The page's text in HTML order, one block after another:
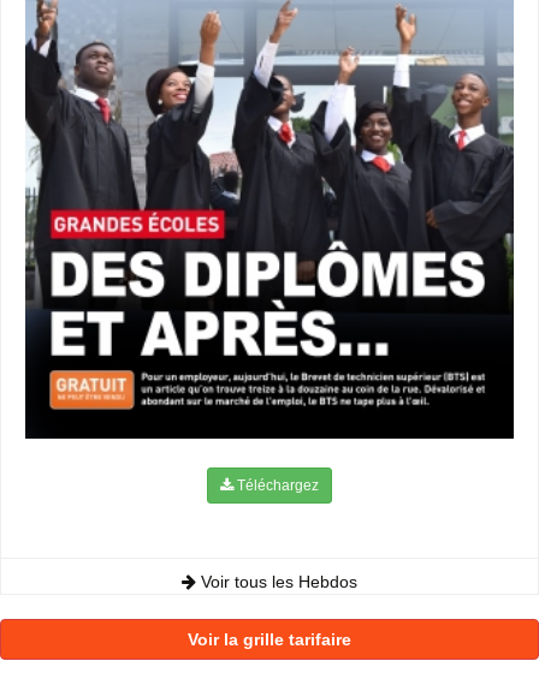
Téléchargez
Voir tous les Hebdos
Voir la grille tarifaire